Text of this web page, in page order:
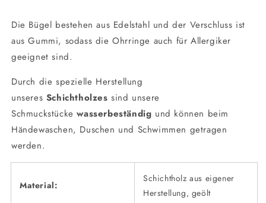
Die Bügel bestehen aus Edelstahl und der Verschluss ist
aus Gummi, sodass die Ohrringe auch für Allergiker
geeignet sind.
Durch die spezielle Herstellung
unseres Schichtholzes sind unsere
Schmuckstückewasserbeständig und können beim
Händewaschen, Duschen und Schwimmen getragen
werden.
Material:
Schichtholz aus eigener
Herstellung, geölt